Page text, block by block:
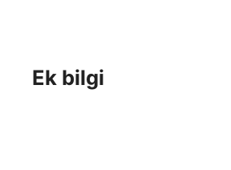
Ek bilgi